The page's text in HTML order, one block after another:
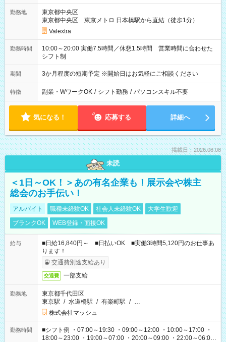
勤務地
東京都中央区
東京都中央区 東京メトロ 日本橋駅から直結（徒歩1分）
Valextra
勤務時間
10:00～20:00 実働7.5時間／休憩1.5時間 営業時間に合わせた
シフト制
期間 3か月程度の短期予定 ※開始日はお気軽にご相談ください
特徴 副業・WワークOK / シフト勤務 / パソコンスキル不要
気になる！ 応募する 詳細へ
掲載日：2026.08.08
未読
＜1日～OK！＞あの有名企業も！展示会や株主
総会のお手伝い！
アルバイト 職種未経験OK 社会人未経験OK
大学生歓迎
ブランクOK
WEB登録・面接OK
給与
■日給16,840円～ ■日払いOK ■実働3時間5,120円のお仕事あ
ります！
交通費別途支給あり
交通費 一部支給
勤務地
東京都千代田区
東京駅 / 水道橋駅 / 有楽町駅 / …
株式会社マッシュ
勤務時間
■シフト例 ・07:00～19:30 ・09:00～12:00 ・10:00～17:00 ・
18:00～23:00 ・19:00～07:00 ・20:00～09:00 ・22:00～06:00